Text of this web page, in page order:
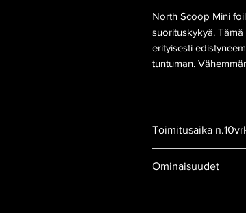
North Scoop Mini
suorituskykyä.
erityisesti
tuntuman.
Toimitusaika
Ominaisuudet